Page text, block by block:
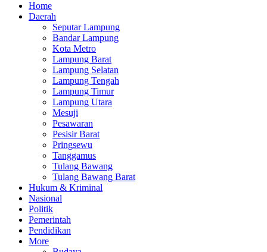
Home
Daerah
Seputar Lampung
Bandar Lampung
Kota Metro
Lampung Barat
Lampung Selatan
Lampung Tengah
Lampung Timur
Lampung Utara
Mesuji
Pesawaran
Pesisir Barat
Pringsewu
Tanggamus
Tulang Bawang
Tulang Bawang Barat
Hukum & Kriminal
Nasional
Politik
Pemerintah
Pendidikan
More